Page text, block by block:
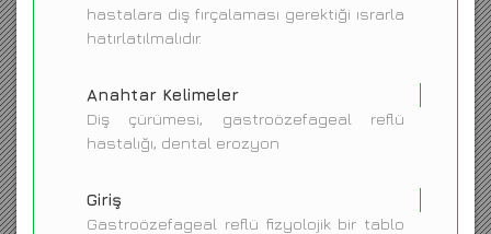
hastalara diş fırçalaması gerektiği ısrarla
hatırlatılmalıdır.
Anahtar Kelimeler
Diş çürümesi, gastroözefageal reflü
hastalığı, dental erozyon
Giriş
Gastroözefageal reflü fizyolojik bir tablo